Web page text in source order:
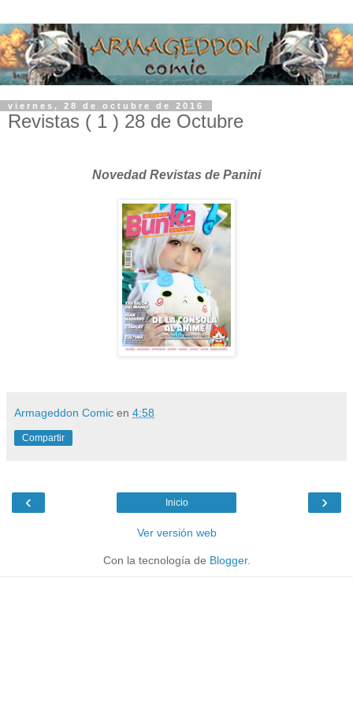
viernes, 28 de octubre de 2016
Revistas ( 1 ) 28 de Octubre
Novedad Revistas de Panini
Armageddon Comic en 4:58
Compartir
‹ ›
Inicio
Ver versión web
Con la tecnología de Blogger.